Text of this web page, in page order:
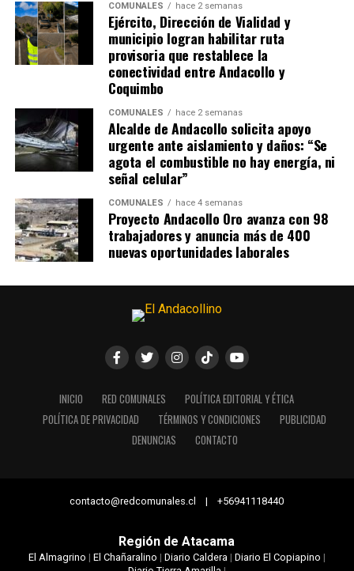
COMUNALES hace 2 semanas
Ejército, Dirección de Vialidad y
municipio logran habilitar ruta
provisoria que restablece la
conectividad entre Andacollo y
Coquimbo
COMUNALES hace 2 semanas
Alcalde de Andacollo solicita apoyo
urgente ante aislamiento y daños: “Se
agota el combustible no hay energía, ni
señal celular”
COMUNALES hace 4 semanas
Proyecto Andacollo Oro avanza con 98
trabajadores y anuncia más de 400
nuevas oportunidades laborales
INICIO RED COMUNALES
POLÍTICA EDITORIAL Y ÉTICA
POLÍTICA DE PRIVACIDAD
TÉRMINOS Y CONDICIONES
PUBLICIDAD
DENUNCIAS
CONTACTO
contacto@redcomunales.cl | +56941118440
Región de Atacama
El Almagrino | El Chañaralino | Diario Caldera| Diario El Copiapino |